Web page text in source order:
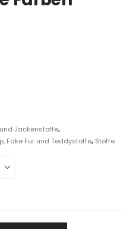
Jackenstoffe,
Fake Fur und Teddystoffe, Stoffe